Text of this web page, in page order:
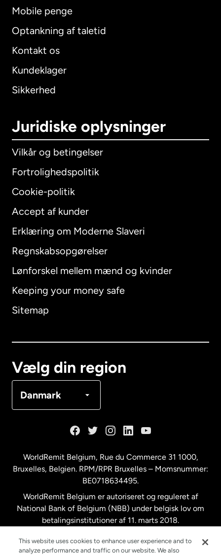
Mobile penge
Optankning af taletid
Kontakt os
Kundeklager
Sikkerhed
Juridiske oplysninger
Vilkår og betingelser
Fortrolighedspolitik
Cookie-politik
Accept af kunder
Erklæring om Moderne Slaveri
Regnskabsopgørelser
Lønforskel mellem mænd og kvinder
Keeping your money safe
Sitemap
Vælg din region
Danmark
International English
Australien
Malaysia
New Zealand
Spanien
WorldRemit Belgium, Rue du Commerce 31 1000,
Bruxelles, Belgien. RPM/RPR Bruxelles – Momsnummer:
BE0718634495.
WorldRemit Belgium er autoriseret og reguleret af
National Bank of Belgium (NBB) under belgisk lov om
betalingsinstitutioner af 11. marts 2018.
This website uses cookies to enhance user experience and to
analyze performance and traffic on our website. We also